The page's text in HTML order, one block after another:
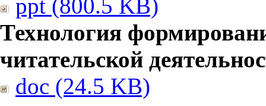
ppt (800.5 KB)
Технология
читательской
doc (24.5 KB)